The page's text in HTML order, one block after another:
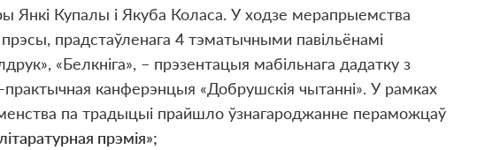
Янкі Купалы і Якуба Коласа. У ходзе мерапрыемства
прадстаўленага 4 тэматычными павільёнамі
«Белкніга», – прэзентацыя мабільнага дадатку з
практычная канферэнцыя «Добрушскія чытанні». У рамках
па традыцыі прайшло ўзнагароджанне пераможцаў
прэмія»;